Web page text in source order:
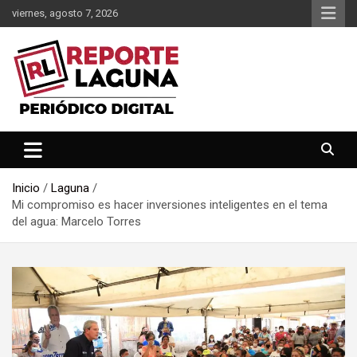
Saltar
al
contenido
viernes, agosto 7, 2026
Reporte Laguna
Inicio
Laguna
Mi compromiso es hacer inversiones inteligentes en el tema
del agua: Marcelo Torres